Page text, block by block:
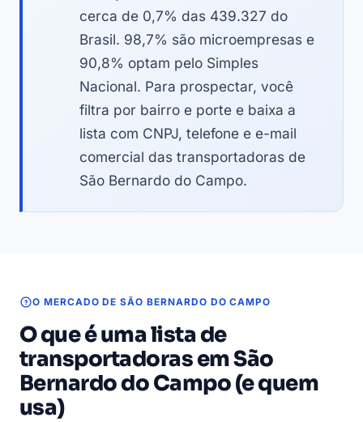
cerca de 0,7% das 439.327 do
Brasil. 98,7% são microempresas e
90,8% optam pelo Simples
Nacional. Para prospectar, você
filtra por bairro e porte e baixa a
lista com CNPJ, telefone e e-mail
comercial das transportadoras de
São Bernardo do Campo.
O MERCADO DE SÃO BERNARDO DO CAMPO
O que é uma lista de
transportadoras em São
Bernardo do Campo (e quem
usa)